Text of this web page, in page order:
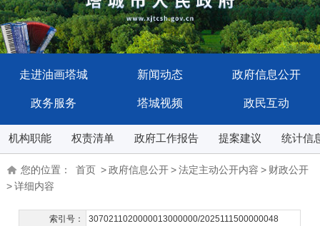
走进油画塔城 新闻动态 政府信息公开
政务服务 塔城视频 政民互动
机构职能 权责清单 政府工作报告 提案建议 统计信
您的位置： 首页 >政府信息公开>法定主动公开内容 > 财政公开
>详细内容
索引号：
3070211020000013000000/2025111500000048